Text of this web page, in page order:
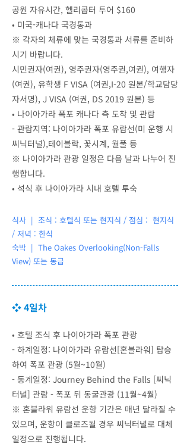
공원 자유시간, 헬리콥터 투어 $160
• 미국-캐나다 국경통과
※ 각자의 체류에 맞는 국경통과 서류를 준비하
시기 바랍니다.
시민권자(여권), 영주권자(영주권,여권), 여행자
(여권), 유학생 F VISA (여권,I-20 원본/학교담당
자서명), J VISA (여권, DS 2019 원본) 등
• 나이아가라 폭포 캐나다 측 도착 및 관람
- 관람지역: 나이아가라 폭포 유람선(미 운행 시
씨닉터널),테이블락, 꽃시계, 월풀 등
※ 나이아가라 관광 일정은 다음 날과 나누어 진
행합니다.
• 석식 후 나이아가라 시내 호텔 투숙
식사 | 조식 : 호텔식 또는 현지식 / 점심 : 현지식
/ 저녁 : 한식
숙박 | The Oakes Overlooking(Non-Falls
View) 또는 동급
❖ 4일차
• 호텔 조식 후 나이아가라 폭포 관광
- 하계일정: 나이아가라 유람선[혼블라워] 탑승
하여 폭포 관광 (5월~10월)
- 동계일정: Journey Behind the Falls [씨닉
터널] 관람 - 폭포 뒤 동굴관광 (11월~4월)
※ 혼블라워 유람선 운항 기간은 매년 달라질 수
있으며, 운항이 클로즈될 경우 씨닉터널로 대체
일정으로 진행됩니다.